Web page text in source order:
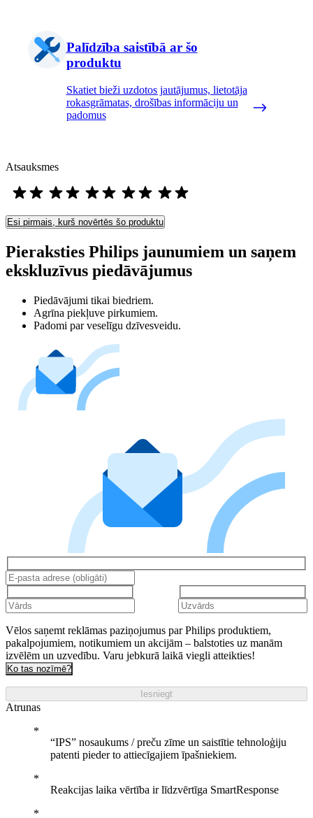
Palīdzība saistībā ar šo
produktu
Skatiet bieži uzdotos jautājumus, lietotāja
rokasgrāmatas, drošības informāciju un
padomus
Atsauksmes
Esi pirmais, kurš novērtēs šo produktu
Pieraksties Philips jaunumiem un saņem
ekskluzīvus piedāvājumus
Piedāvājumi tikai biedriem.
Agrīna piekļuve pirkumiem.
Padomi par veselīgu dzīvesveidu.
Vēlos saņemt reklāmas paziņojumus par Philips produktiem,
pakalpojumiem, notikumiem un akcijām – balstoties uz manām
izvēlēm un uzvedību. Varu jebkurā laikā viegli atteikties!
Ko tas nozīmē?
Iesniegt
Atrunas
“IPS” nosaukums / preču zīme un saistītie tehnoloģiju
patenti pieder to attiecīgajiem īpašniekiem.
Reakcijas laika vērtība ir līdzvērtīga SmartResponse